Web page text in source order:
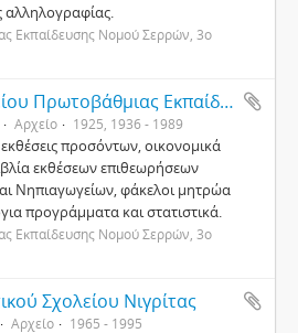
Εκπαίδευσης Νομού Σερρών, 3ο
Αρχείο 3ου Γραφείου Πρωτοβάθμιας Εκπαίδευσης Νομού Σερρών
Αρχείο 1925, 1936 - 1989
προσόντων, οικονομικά
εκθέσεων επιθεωρήσεων
Νηπιαγωγείων, φάκελοι μητρώα
προγράμματα και στατιστικά.
Εκπαίδευσης Νομού Σερρών, 3ο
Σχολείου Νιγρίτας
Αρχείο 1965 - 1995